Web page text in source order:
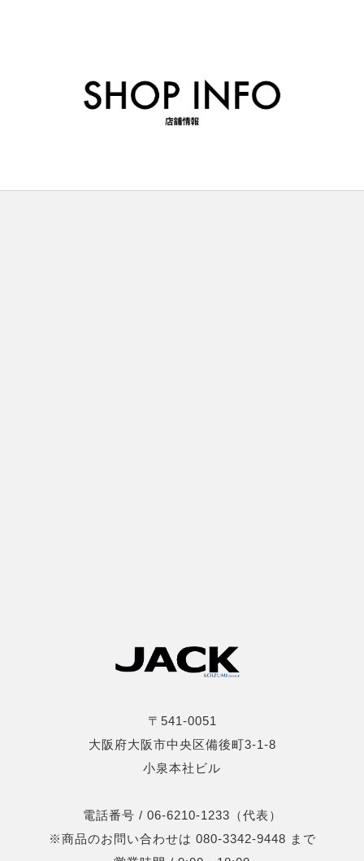
〒541-0051
大阪府大阪市中央区備後町3-1-8
小泉本社ビル
電話番号 / 06-6210-1233（代表）
※商品のお問い合わせは 080-3342-9448 まで